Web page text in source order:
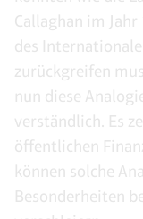
Callaghan im
des
zurückgreifen
nun diese
verständlich. Es
öffentlichen
können solche
Besonderheiten